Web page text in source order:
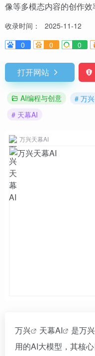
像等多模态内容的创作效
收录时间：
2025-11-12
0
0 0
打开网站
AI编程与创意 # 万兴
# 天幕AI
万兴天幕AI
万兴 天幕AI
是万
用的AI大模型，其核